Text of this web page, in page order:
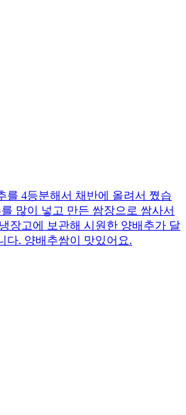
를 4등분해서 채반에 올려서 쪘습
많이 넣고 만든 쌈장으로 쌈사서
장고에 보관해 시원한 양배추가 달
다. 양배추쌈이 맛있어요.